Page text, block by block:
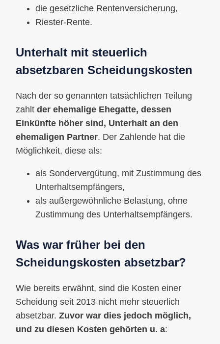
die gesetzliche Rentenversicherung,
Riester-Rente.
Unterhalt mit steuerlich
absetzbaren Scheidungskosten
Nach der so genannten tatsächlichen Teilung
zahlt der ehemalige Ehegatte, dessen
Einkünfte höher sind, Unterhalt an den
ehemaligen Partner. Der Zahlende hat die
Möglichkeit, diese als:
als Sondervergütung, mit Zustimmung des
Unterhaltsempfängers,
als außergewöhnliche Belastung, ohne
Zustimmung des Unterhaltsempfängers.
Was war früher bei den
Scheidungskosten absetzbar?
Wie bereits erwähnt, sind die Kosten einer
Scheidung seit 2013 nicht mehr steuerlich
absetzbar. Zuvor war dies jedoch möglich,
und zu diesen Kosten gehörten u. a: